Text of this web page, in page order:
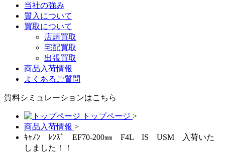
当社の強み
質入について
買取について
店頭買取
宅配買取
出張買取
商品入荷情報
よくあるご質問
質料シミュレーションはこちら
トップページ >
商品入荷情報 >
ｷｬﾉﾝ ﾚﾝｽﾞ EF70-200㎜ F4L IS USM 入荷いた
しました！！